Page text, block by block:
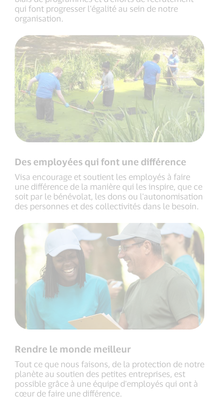
qui font progresser l'égalité au sein de notre
organisation.
Des employées qui font une différence
Visa encourage et soutient les employés à faire
une différence de la manière qui les inspire, que ce
soit par le bénévolat, les dons ou l'autonomisation
des personnes et des collectivités dans le besoin.
Rendre le monde meilleur
Tout ce que nous faisons, de la protection de notre
planète au soutien des petites entreprises, est
possible grâce à une équipe d'employés qui ont à
cœur de faire une différence.